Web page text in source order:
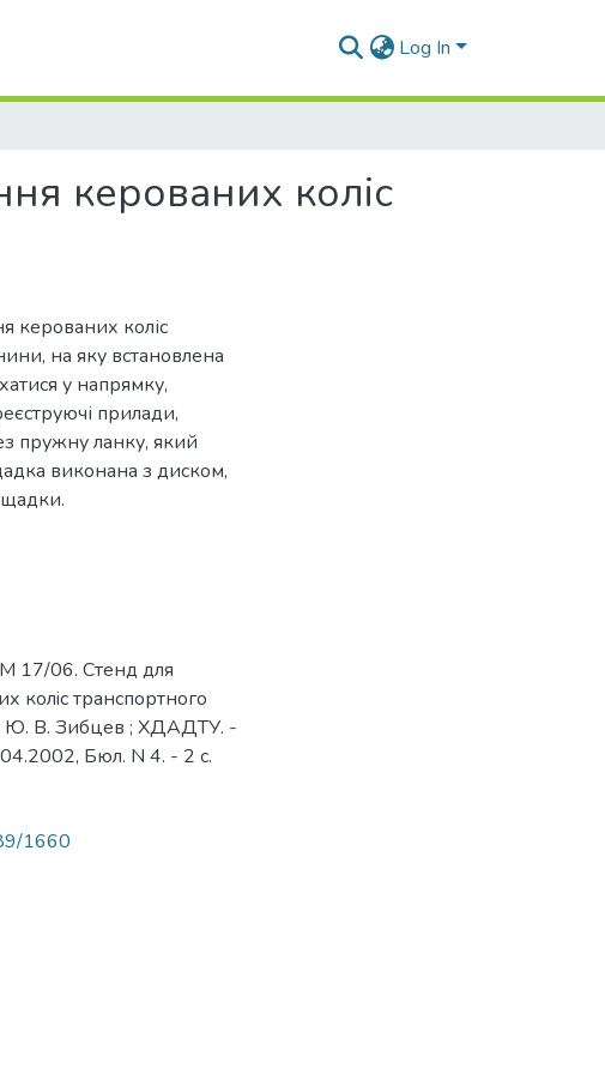
Log In
керованих колiс
керованих коліс
на яку встановлена
у напрямку,
прилади,
пружну ланку, який
виконана з диском,
17/06. Стенд для
колiс транспортного
Ю. В. Зибцев ; ХДАДТУ. -
Бюл. N 4. - 2 с.
1660